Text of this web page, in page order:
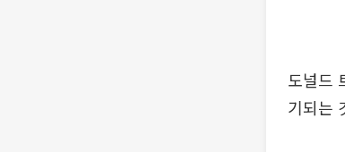
도널드
기되는